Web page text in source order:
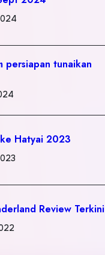
persiapan tunaikan
ke Hatyai 2023
Review Terkini